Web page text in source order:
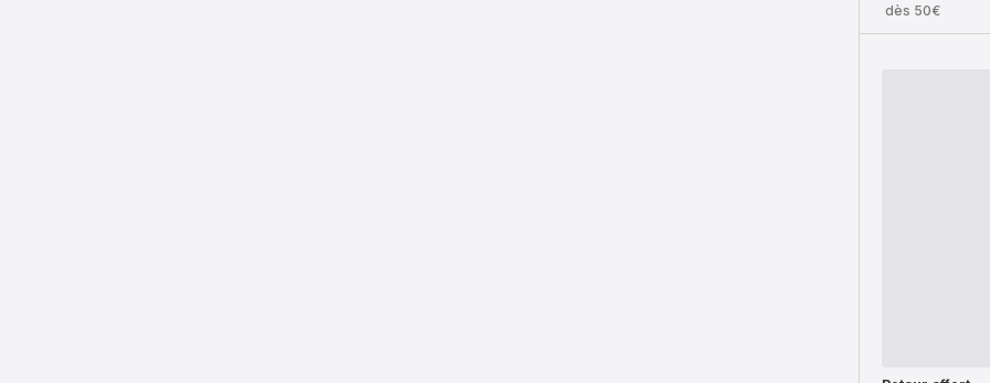
dès 50€